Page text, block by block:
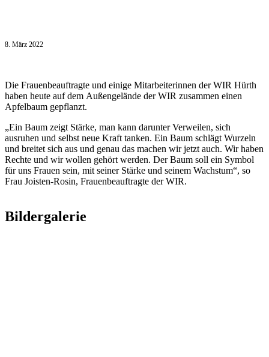
8. März 2022
Die Frauenbeauftragte und einige Mitarbeiterinnen der WIR Hürth
haben heute auf dem Außengelände der WIR zusammen einen
Apfelbaum gepflanzt.
„Ein Baum zeigt Stärke, man kann darunter Verweilen, sich
ausruhen und selbst neue Kraft tanken. Ein Baum schlägt Wurzeln
und breitet sich aus und genau das machen wir jetzt auch. Wir haben
Rechte und wir wollen gehört werden. Der Baum soll ein Symbol
für uns Frauen sein, mit seiner Stärke und seinem Wachstum“, so
Frau Joisten-Rosin, Frauenbeauftragte der WIR.
Bildergalerie